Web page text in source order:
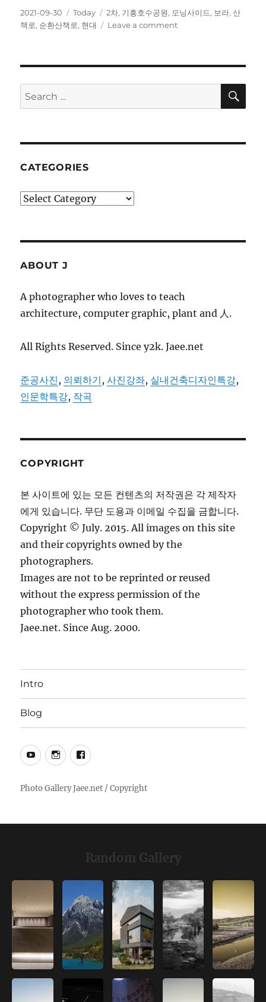
Posted
on
2021-09-30 Categories
Today Tags
2차, 기흥호수공원, 모닝사이드, 보라,산
책로, 순환산책로, 현대 Leave a commenton
갈
람?
Search
for:
CATEGORIES
Categories
ABOUT J
A photographer who loves to teach
architecture, computer graphic, plant and 人.
All Rights Reserved. Since y2k. Jaee.net
준공사진 , 의뢰하기 ,사진강좌, 실내건축디자인특강,
인문학특강, 작곡
COPYRIGHT
본 사이트에 있는 모든 컨텐츠의 저작권은 각 제작자
에게 있습니다. 무단 도용과 이메일 수집을 금합니다.
Copyright © July. 2015. All images on this site
and their copyrights owned by the
photographers.
Images are not to be reprinted or reused
without the express permission of the
photographer who took them.
Jaee.net. Since Aug. 2000.
Intro
Blog
YouTubeInstagramFacebook
Random Gallery